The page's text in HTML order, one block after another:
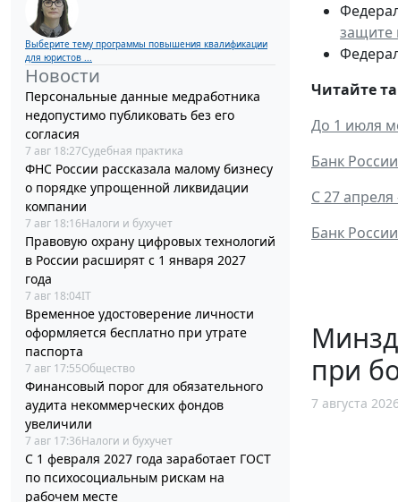
Выберите тему программы повышения квалификации
для юристов ...
Новости
Персональные данные медработника
недопустимо публиковать без его
согласия
7 авг 18:27Судебная практика
ФНС России рассказала малому бизнесу
о порядке упрощенной ликвидации
компании
7 авг 18:16Налоги и бухучет
Правовую охрану цифровых технологий
в России расширят с 1 января 2027
года
7 авг 18:04IT
Временное удостоверение личности
оформляется бесплатно при утрате
паспорта
7 авг 17:55Общество
Финансовый порог для обязательного
аудита некоммерческих фондов
увеличили
7 авг 17:36Налоги и бухучет
С 1 февраля 2027 года заработает ГОСТ
по психосоциальным рискам на
рабочем месте
защите
Читайте
До 1 июля
Банк
С 27
Банк
при
7 августа